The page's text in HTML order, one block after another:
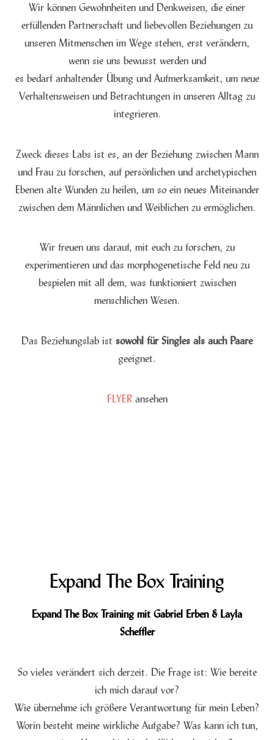
Wir können Gewohnheiten und Denkweisen, die einer
erfüllenden Partnerschaft und liebevollen Beziehungen zu
unseren Mitmenschen im Wege stehen, erst verändern,
wenn sie uns bewusst werden und
es bedarf anhaltender Übung und Aufmerksamkeit, um neue
Verhaltensweisen und Betrachtungen in unseren Alltag zu
integrieren.
Zweck dieses Labs ist es, an der Beziehung zwischen Mann
und Frau zu forschen, auf persönlichen und archetypischen
Ebenen alte Wunden zu heilen, um so ein neues Miteinander
zwischen dem Männlichen und Weiblichen zu ermöglichen.
Wir freuen uns darauf, mit euch zu forschen, zu
experimentieren und das morphogenetische Feld neu zu
bespielen mit all dem, was funktioniert zwischen
menschlichen Wesen.
Das Beziehungslab ist sowohl für Singles als auch Paare
geeignet.
FLYERansehen
Expand The Box Training
Expand The Box Training mit Gabriel Erben & Layla
Scheffler
So vieles verändert sich derzeit. Die Frage ist: Wie bereite
ich mich darauf vor?
Wie übernehme ich größere Verantwortung für mein Leben?
Worin besteht meine wirkliche Aufgabe? Was kann ich tun,